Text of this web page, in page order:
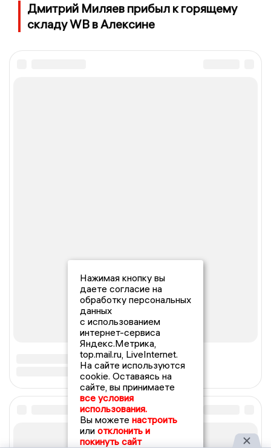
Дмитрий Миляев прибыл к горящему
складу WB в Алексине
Нажимая кнопку вы
даете согласие на
обработку персональных
данных
с использованием
интернет-сервиса
Яндекс.Метрика,
top.mail.ru, LiveInternet.
На сайте используются
cookie. Оставаясь на
сайте, вы принимаете
все условия
использования.
Вы можете настроить
или отклонить и
покинуть сайт